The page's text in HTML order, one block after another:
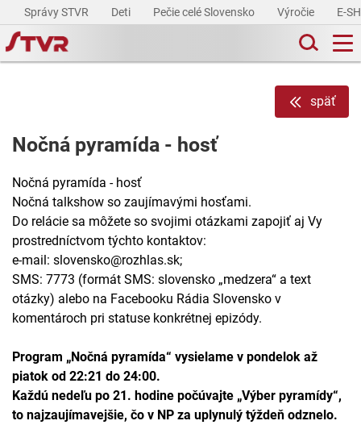
Správy STVR Deti Pečie celé Slovensko Výročie E-
späť
Nočná pyramída - hosť
Nočná pyramída - hosť
Nočná talkshow so zaujímavými hosťami.
Do relácie sa môžete so svojimi otázkami zapojiť aj Vy
prostredníctvom týchto kontaktov:
e-mail: slovensko@rozhlas.sk;
SMS: 7773 (formát SMS: slovensko „medzera“ a text
otázky) alebo na Facebooku Rádia Slovensko v
komentároch pri statuse konkrétnej epizódy.
Program „Nočná pyramída“ vysielame v pondelok až
piatok od 22:21 do 24:00.
Každú nedeľu po 21. hodine počúvajte „Výber pyramídy“,
to najzaujímavejšie, čo v NP za uplynulý týždeň odznelo.